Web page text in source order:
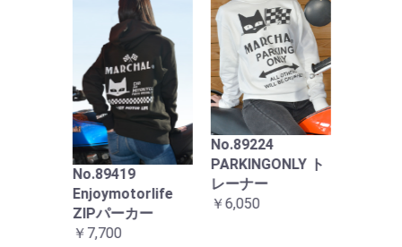
お買い物を続ける カートへ進む
No.89419
Enjoymotorlife
ZIPパーカー
￥7,700
No.89224
PARKINGONLY ト
レーナー
￥6,050